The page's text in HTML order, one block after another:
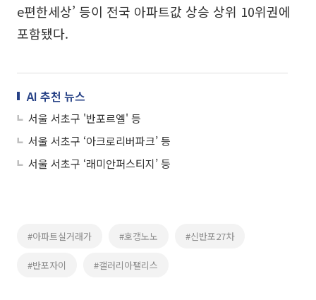
e편한세상’ 등이 전국 아파트값 상승 상위 10위권에
포함됐다.
AI 추천 뉴스
서울 서초구 '반포르엘' 등
서울 서초구 ‘아크로리버파크’ 등
서울 서초구 ‘래미안퍼스티지’ 등
#아파트실거래가 #호갱노노 #신반포27차
#반포자이 #갤러리아팰리스